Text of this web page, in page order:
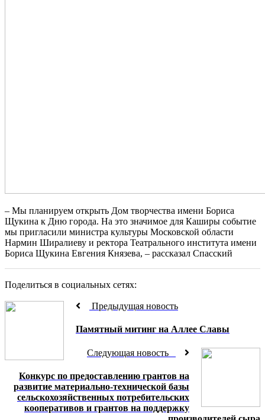
– Мы планируем открыть Дом творчества имени Бориса
Щукина к Дню города. На это значимое для Каширы событие
мы пригласили министра культуры Московской области
Нармин Ширалиеву и ректора Театрального института имени
Бориса Щукина Евгения Князева, – рассказал Спасский
Поделиться в социальных сетях:
Предыдущая новость
Памятный митинг на Аллеe Славы
Следующая новость
Конкурс по предоставлению грантов на
развитие материально-технической базы
сельскохозяйственных потребительских
кооперативов и грантов на поддержку